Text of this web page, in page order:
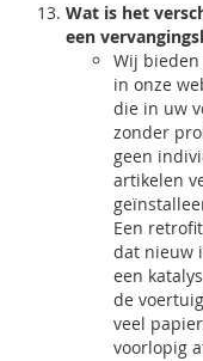
Wat is het
een
Wij
in onze
die in uw
zonder
geen
artikelen
Een
dat nieuw
een
de
veel
voorlopig